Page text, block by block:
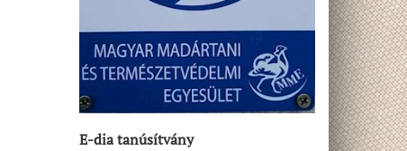
E-dia tanúsítvány